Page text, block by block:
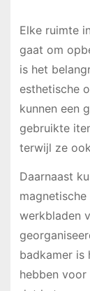
Elke ruimte
gaat om
is het
esthetische
kunnen een
gebruikte
terwijl ze
Daarnaast
werkbladen
badkamer is
hebben